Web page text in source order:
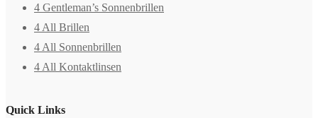
4 Gentleman’s Sonnenbrillen
4 All Brillen
4 All Sonnenbrillen
4 All Kontaktlinsen
Quick Links